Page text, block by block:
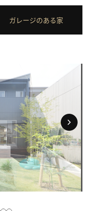
ガレージのある家